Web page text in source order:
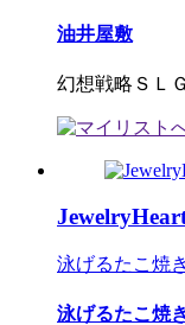
油井屋敷
幻想戦略ＳＬＧ
泳げるたこ焼
泳げるたこ焼